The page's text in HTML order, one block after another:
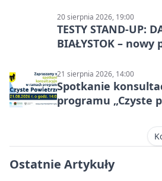
20 sierpnia 2026, 19:00
TESTY STAND-UP:
BIAŁYSTOK – nowy
21 sierpnia 2026, 14:00
Spotkanie
programu „Czyste
Ostatnie Artykuły